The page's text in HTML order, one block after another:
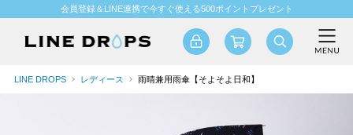
会員登録＆LINE連携で今すぐ使える500ポイントプレゼント
LINE DROPS レディース 雨晴兼用雨傘【そよそよ日和】